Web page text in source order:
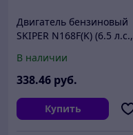
Двигатель бензиновый
SKIPER N168F(K) (6.5 л.с.,
х50мм, шпонка 5мм)
В наличии
338.46 руб.
Купить